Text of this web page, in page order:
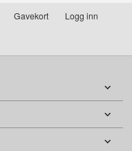
Gavekort Logg inn